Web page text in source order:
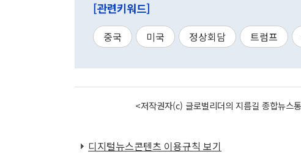
[관련키워드]
중국 미국 정상회담 트럼프
<저작권자(c) 글로벌리더의 지름길 종합뉴
디지털뉴스콘텐츠 이용규칙 보기